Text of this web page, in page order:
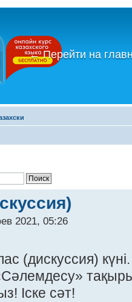
←Перейти на
2021, 05:26
(дискуссия) күні.
Іске сәт!